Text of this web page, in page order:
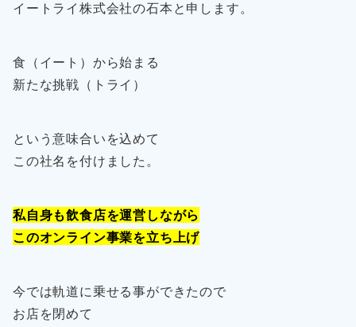
イートライ株式会社の石本と申します。
食（イート）から始まる
新たな挑戦（トライ）
という意味合いを込めて
この社名を付けました。
私自身も飲食店を運営しながら
このオンライン事業を立ち上げ
今では軌道に乗せる事ができたので
お店を閉めて